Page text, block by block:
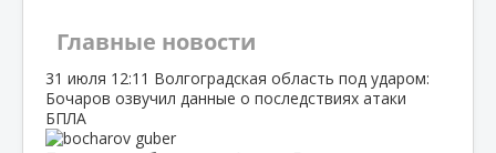
Главные новости
31 июля 12:11 Волгоградская область под ударом:
Бочаров озвучил данные о последствиях атаки
БПЛА